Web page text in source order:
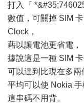
打入『
數值，可關掉 SIM
Clock，
藉以讓電池更省電，
據說這是一種 SIM
可以達到比現在多兩
平均可以使 Nokia 手
這串碼不用背。